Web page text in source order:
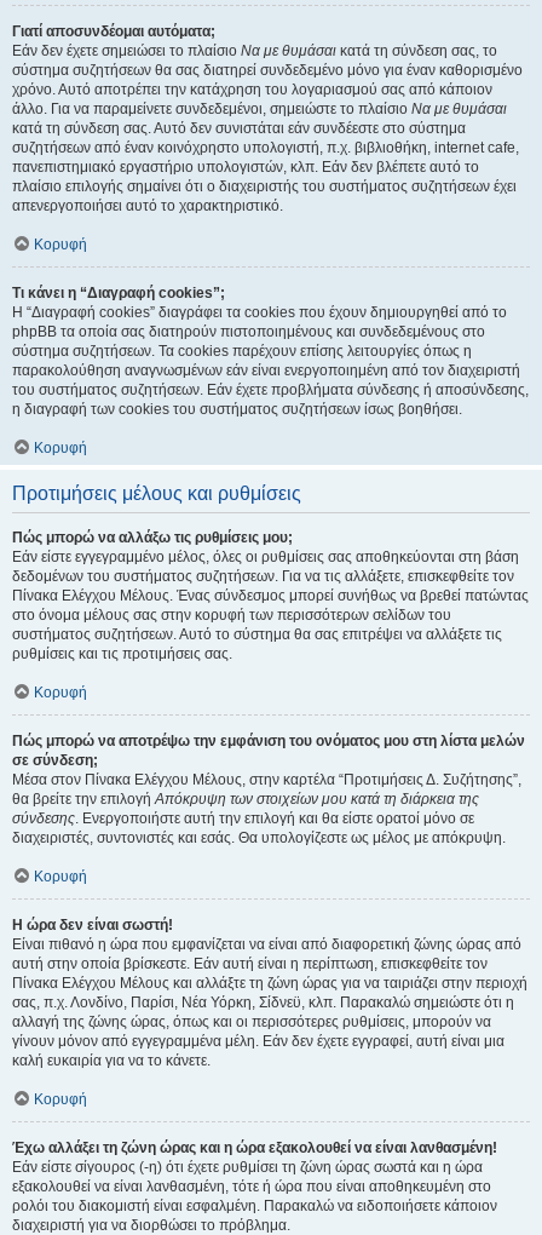
Γιατί αποσυνδέομαι αυτόματα;
Εάν δεν έχετε σημειώσει το πλαίσιο Να με θυμάσαι κατά τη σύνδεση σας, το
σύστημα συζητήσεων θα σας διατηρεί συνδεδεμένο μόνο για έναν καθορισμένο
χρόνο. Αυτό αποτρέπει την κατάχρηση του λογαριασμού σας από κάποιον
άλλο. Για να παραμείνετε συνδεδεμένοι, σημειώστε το πλαίσιο Να με θυμάσαι
κατά τη σύνδεση σας. Αυτό δεν συνιστάται εάν συνδέεστε στο σύστημα
συζητήσεων από έναν κοινόχρηστο υπολογιστή, π.χ. βιβλιοθήκη, internet cafe,
πανεπιστημιακό εργαστήριο υπολογιστών, κλπ. Εάν δεν βλέπετε αυτό το
πλαίσιο επιλογής σημαίνει ότι ο διαχειριστής του συστήματος συζητήσεων έχει
απενεργοποιήσει αυτό το χαρακτηριστικό.
Κορυφή
Τι κάνει η “Διαγραφή cookies”;
Η “Διαγραφή cookies” διαγράφει τα cookies που έχουν δημιουργηθεί από το
phpBB τα οποία σας διατηρούν πιστοποιημένους και συνδεδεμένους στο
σύστημα συζητήσεων. Τα cookies παρέχουν επίσης λειτουργίες όπως η
παρακολούθηση αναγνωσμένων εάν είναι ενεργοποιημένη από τον διαχειριστή
του συστήματος συζητήσεων. Εάν έχετε προβλήματα σύνδεσης ή αποσύνδεσης,
η διαγραφή των cookies του συστήματος συζητήσεων ίσως βοηθήσει.
Κορυφή
Προτιμήσεις μέλους και ρυθμίσεις
Πώς μπορώ να αλλάξω τις ρυθμίσεις μου;
Εάν είστε εγγεγραμμένο μέλος, όλες οι ρυθμίσεις σας αποθηκεύονται στη βάση
δεδομένων του συστήματος συζητήσεων. Για να τις αλλάξετε, επισκεφθείτε τον
Πίνακα Ελέγχου Μέλους. Ένας σύνδεσμος μπορεί συνήθως να βρεθεί πατώντας
στο όνομα μέλους σας στην κορυφή των περισσότερων σελίδων του
συστήματος συζητήσεων. Αυτό το σύστημα θα σας επιτρέψει να αλλάξετε τις
ρυθμίσεις και τις προτιμήσεις σας.
Κορυφή
Πώς μπορώ να αποτρέψω την εμφάνιση του ονόματος μου στη λίστα μελών
σε σύνδεση;
Μέσα στον Πίνακα Ελέγχου Μέλους, στην καρτέλα “Προτιμήσεις Δ. Συζήτησης”,
θα βρείτε την επιλογήΑπόκρυψη των στοιχείων μου κατά τη διάρκεια της
σύνδεσης. Ενεργοποιήστε αυτή την επιλογή και θα είστε ορατοί μόνο σε
διαχειριστές, συντονιστές και εσάς. Θα υπολογίζεστε ως μέλος με απόκρυψη.
Κορυφή
Η ώρα δεν είναι σωστή!
Είναι πιθανό η ώρα που εμφανίζεται να είναι από διαφορετική ζώνης ώρας από
αυτή στην οποία βρίσκεστε. Εάν αυτή είναι η περίπτωση, επισκεφθείτε τον
Πίνακα Ελέγχου Μέλους και αλλάξτε τη ζώνη ώρας για να ταιριάζει στην περιοχή
σας, π.χ. Λονδίνο, Παρίσι, Νέα Υόρκη, Σίδνεϋ, κλπ. Παρακαλώ σημειώστε ότι η
αλλαγή της ζώνης ώρας, όπως και οι περισσότερες ρυθμίσεις, μπορούν να
γίνουν μόνον από εγγεγραμμένα μέλη. Εάν δεν έχετε εγγραφεί, αυτή είναι μια
καλή ευκαιρία για να το κάνετε.
Κορυφή
Έχω αλλάξει τη ζώνη ώρας και η ώρα εξακολουθεί να είναι λανθασμένη!
Εάν είστε σίγουρος (-η) ότι έχετε ρυθμίσει τη ζώνη ώρας σωστά και η ώρα
εξακολουθεί να είναι λανθασμένη, τότε ή ώρα που είναι αποθηκευμένη στο
ρολόι του διακομιστή είναι εσφαλμένη. Παρακαλώ να ειδοποιήσετε κάποιον
διαχειριστή για να διορθώσει το πρόβλημα.